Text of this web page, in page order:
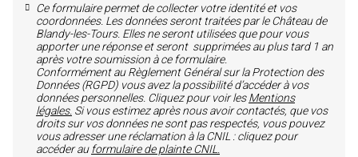
Ce formulaire permet de collecter votre identité et vos
coordonnées. Les données seront traitées par le Château de
Blandy-les-Tours. Elles ne seront utilisées que pour vous
apporter une réponse et seront supprimées au plus tard 1 an
après votre soumission à ce formulaire.
Conformément au Règlement Général sur la Protection des
Données (RGPD) vous avez la possibilité d’accéder à vos
données personnelles. Cliquez pour voir lesMentions
légales. Si vous estimez après nous avoir contactés, que vos
droits sur vos données ne sont pas respectés, vous pouvez
vous adresser une réclamation à la CNIL : cliquez pour
accéder auformulaire de plainte CNIL.